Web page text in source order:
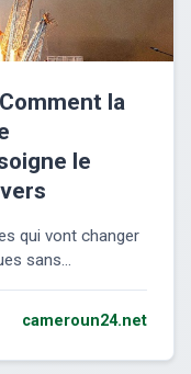
la
le
qui vont changer
sans...
cameroun24.net